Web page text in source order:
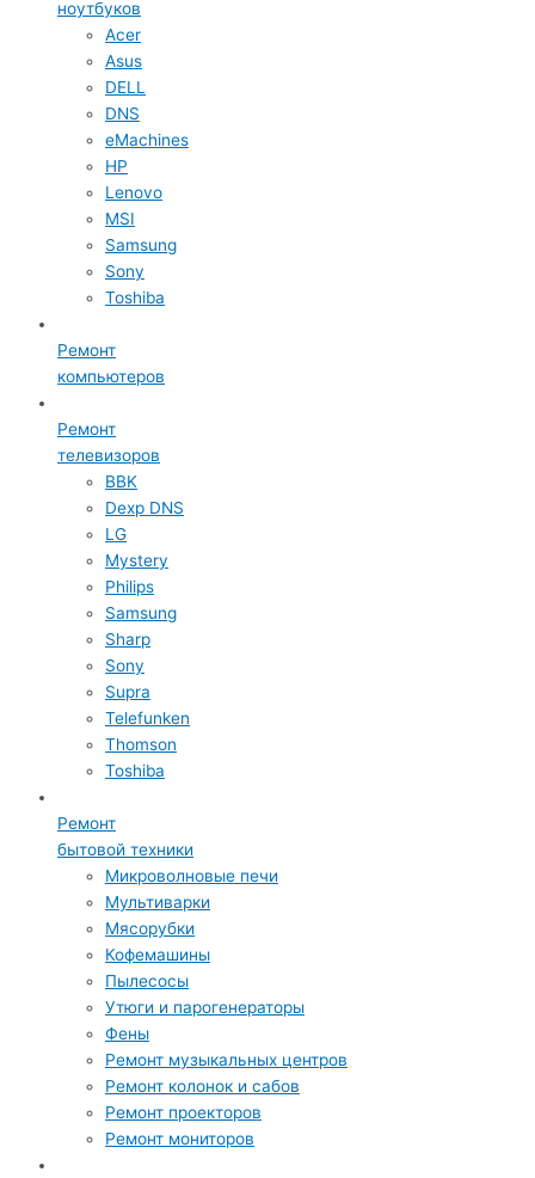
ноутбуков
Acer
Asus
DELL
DNS
eMachines
HP
Lenovo
MSI
Samsung
Sony
Toshiba
Ремонт
компьютеров
Ремонт
телевизоров
BBK
Dexp DNS
LG
Mystery
Philips
Samsung
Sharp
Sony
Supra
Telefunken
Thomson
Toshiba
Ремонт
бытовой техники
Микроволновые печи
Мультиварки
Мясорубки
Кофемашины
Пылесосы
Утюги и парогенераторы
Фены
Ремонт музыкальных центров
Ремонт колонок и сабов
Ремонт проекторов
Ремонт мониторов